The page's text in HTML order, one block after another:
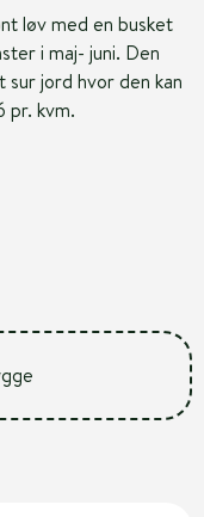
løv med en busket
i maj- juni. Den
jord hvor den kan
pr. kvm.